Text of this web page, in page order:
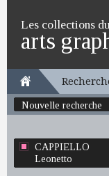
Les collections
arts
Nouvelle recherche
CAPPIELLO
Leonetto